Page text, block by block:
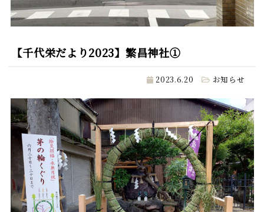
【千代栄だより2023】繁昌神社①
2023.6.20 お知らせ